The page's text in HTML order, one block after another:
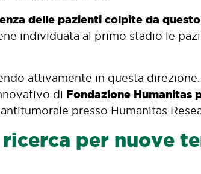
delle pazienti colpite da
individuata al primo stadio le
attivamente in questa
di Fondazione Humanitas
presso Humanitas
per nuove